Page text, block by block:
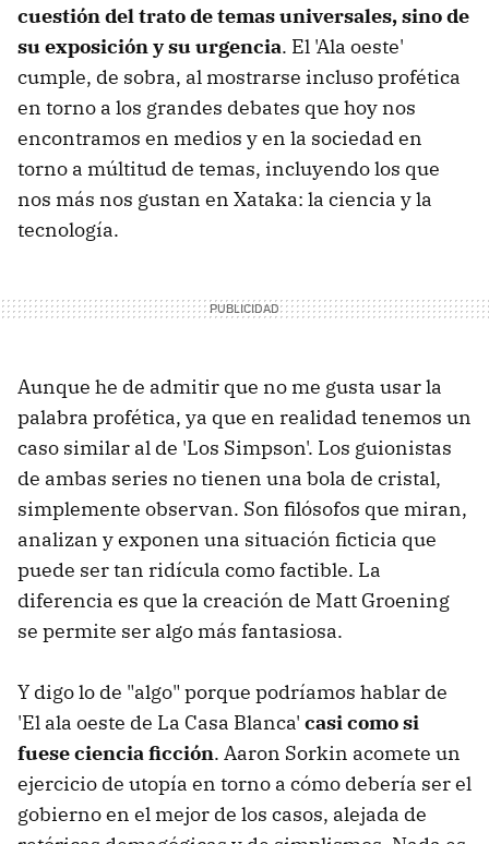
cuestión del trato de temas universales, sino de
su exposición y su urgencia. El 'Ala oeste'
cumple, de sobra, al mostrarse incluso profética
en torno a los grandes debates que hoy nos
encontramos en medios y en la sociedad en
torno a múltitud de temas, incluyendo los que
nos más nos gustan en Xataka: la ciencia y la
tecnología.
Aunque he de admitir que no me gusta usar la
palabra profética, ya que en realidad tenemos un
caso similar al de 'Los Simpson'. Los guionistas
de ambas series no tienen una bola de cristal,
simplemente observan. Son filósofos que miran,
analizan y exponen una situación ficticia que
puede ser tan ridícula como factible. La
diferencia es que la creación de Matt Groening
se permite ser algo más fantasiosa.
Y digo lo de "algo" porque podríamos hablar de
'El ala oeste de La Casa Blanca' casi como si
fuese ciencia ficción. Aaron Sorkin acomete un
ejercicio de utopía en torno a cómo debería ser el
gobierno en el mejor de los casos, alejada de